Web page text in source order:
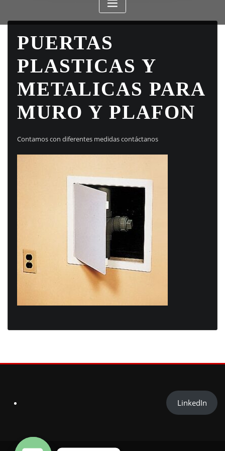
PUERTAS
PLASTICAS Y
METALICAS PARA
MURO Y PLAFON
Contamos con diferentes medidas contáctanos
LinkedIn